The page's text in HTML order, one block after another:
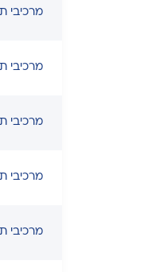
מרכיבי
מרכיבי
מרכיבי
מרכיבי
מרכיבי